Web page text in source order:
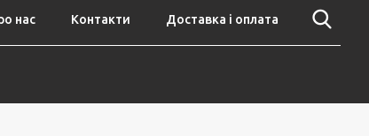
нас Контакти Доставка і оплата